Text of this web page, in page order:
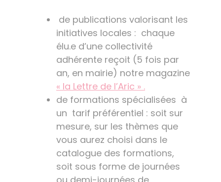
de publications valorisant les
initiatives locales : chaque
élu.e d’une collectivité
adhérente reçoit (5 fois par
an, en mairie) notre magazine
« la Lettre de l’Aric » .
de formations spécialisées à
un tarif préférentiel : soit sur
mesure, sur les thèmes que
vous aurez choisi dans le
catalogue des formations,
soit sous forme de journées